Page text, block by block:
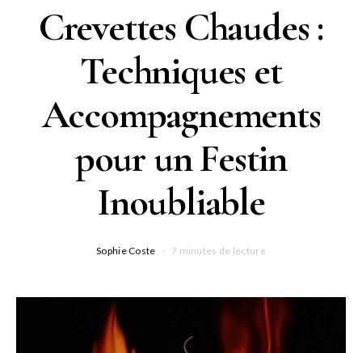
Crevettes Chaudes :
Techniques et
Accompagnements
pour un Festin
Inoubliable
Sophie Coste 7 minutes de lecture